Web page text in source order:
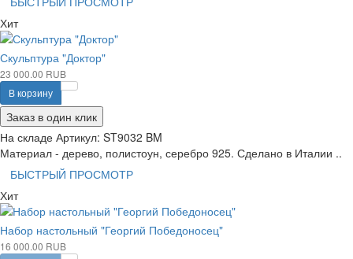
Хит
Скульптура "Доктор"
23 000.00 RUB
В корзину
Заказ в один клик
На складе Артикул: ST9032 BM
Материал - дерево, полистоун, серебро 925. Сделано в Италии ..
БЫСТРЫЙ ПРОСМОТР
Хит
Набор настольный "Георгий Победоносец"
16 000.00 RUB